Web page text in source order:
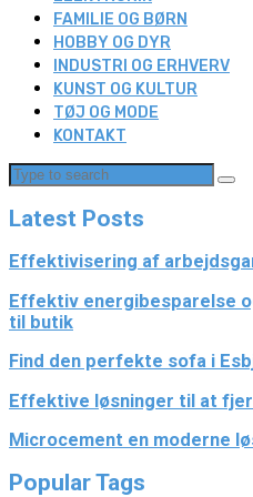
FAMILIE OG BØRN
HOBBY OG DYR
INDUSTRI OG ERHVERV
KUNST OG KULTUR
TØJ OG MODE
KONTAKT
Latest Posts
Effektivisering af
Effektiv energibesparelse
til butik
Find den perfekte sofa i
Effektive løsninger til at
Microcement en moderne
Popular Tags